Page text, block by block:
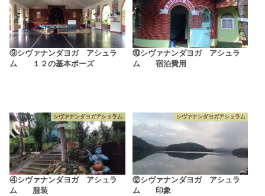
⑨シヴァナンダヨガ アシュラ
ム １２の基本ポーズ
⑩シヴァナンダヨガ アシュラ
ム 宿泊費用
シヴァナンダヨガアシュラム
④シヴァナンダヨガ アシュラ
ム 服装
シヴァナンダヨガアシュラム
⑫シヴァナンダヨガ アシュラ
ム 印象